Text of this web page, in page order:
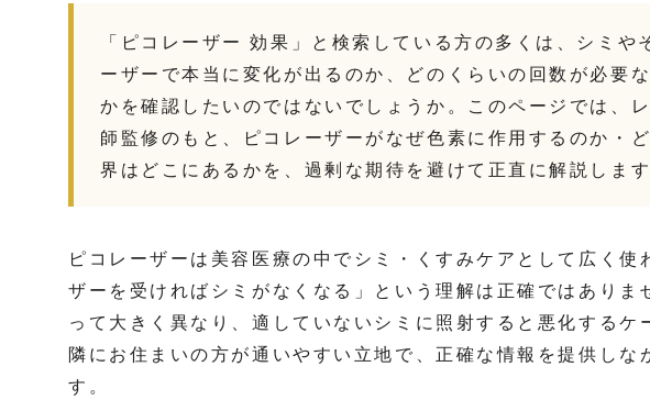
「ピコレーザー 効果」と検索している方の多くは、シミ
ーザーで本当に変化が出るのか、どのくらいの回数が必要
かを確認したいのではないでしょうか。このページでは、
師監修のもと、ピコレーザーがなぜ色素に作用するのか・
界はどこにあるかを、過剰な期待を避けて正直に解説します
ピコレーザーは美容医療の中でシミ・くすみケアとして広く
ザーを受ければシミがなくなる」という理解は正確ではありま
って大きく異なり、適していないシミに照射すると悪化する
隣にお住まいの方が通いやすい立地で、正確な情報を提供しな
す。